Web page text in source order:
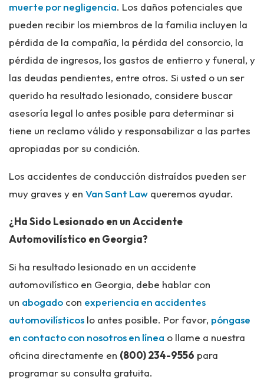
muerte por negligencia. Los daños potenciales que
pueden recibir los miembros de la familia incluyen la
pérdida de la compañía, la pérdida del consorcio, la
pérdida de ingresos, los gastos de entierro y funeral, y
las deudas pendientes, entre otros. Si usted o un ser
querido ha resultado lesionado, considere buscar
asesoría legal lo antes posible para determinar si
tiene un reclamo válido y responsabilizar a las partes
apropiadas por su condición.
Los accidentes de conducción distraídos pueden ser
muy graves y en Van Sant Law queremos ayudar.
¿Ha Sido Lesionado en un Accidente
Automovilístico en Georgia?
Si ha resultado lesionado en un accidente
automovilístico en Georgia, debe hablar con
un abogado con experiencia en accidentes
automovilísticos lo antes posible. Por favor, póngase
en contacto con nosotros en línea o llame a nuestra
oficina directamente en (800) 234-9556 para
programar su consulta gratuita.